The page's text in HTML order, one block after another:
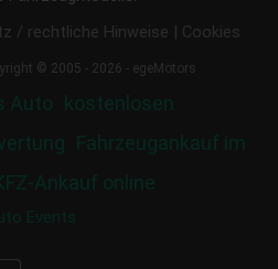
/ rechtliche Hinweise | Cookies
© 2005 - 2026 - egeMotors
Auto kostenlosen
Fahrzeugankauf im
Ankauf online
Events